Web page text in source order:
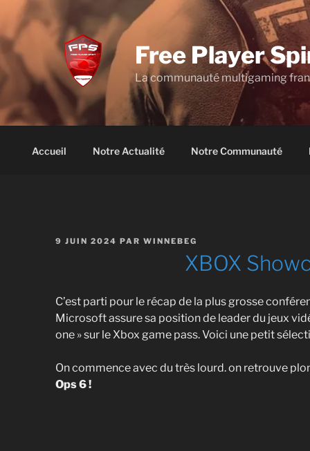
Aller
contenu
principal
Free Player
La communauté multigaming
Accueil Notre Actualité Notre Communauté
PUBLIÉ
9 JUIN 2024 PAR WINNEBEG
XBOX
C’est parti pour le récap de la plus grosse
Microsoft assure sa position de leader du jeux
one » sur le Xbox game pass. Voici une petit
On commence avec du très lourd. on retrouve
Ops 6 !